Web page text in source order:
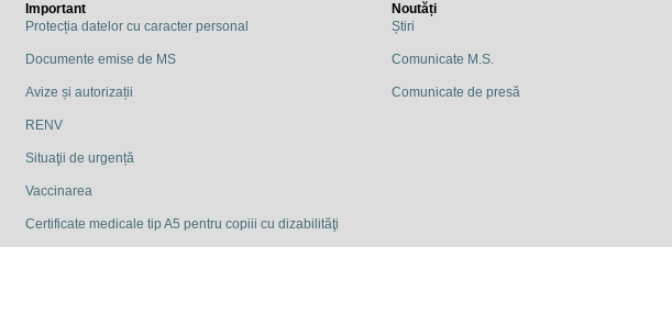
Important
Protecția datelor cu caracter personal
Documente emise de MS
Avize și autorizații
RENV
Situaţii de urgență
Vaccinarea
Certificate medicale tip A5 pentru copiii cu dizabilităţi
Noutăți
Știri
Comunicate M.S.
Comunicate de presă